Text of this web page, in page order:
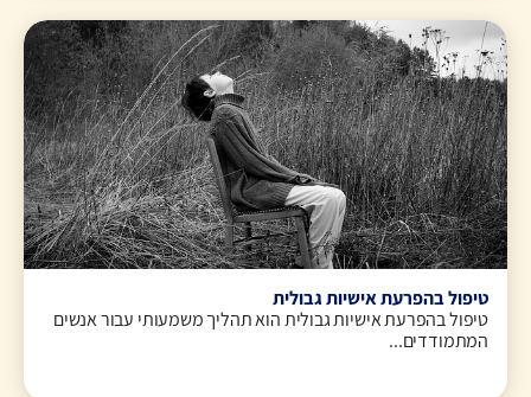
טיפול בהפרעת אישיות גבולית
טיפול בהפרעת אישיות גבולית הוא תהליך משמעותי עבור אנשים
המתמודדים...